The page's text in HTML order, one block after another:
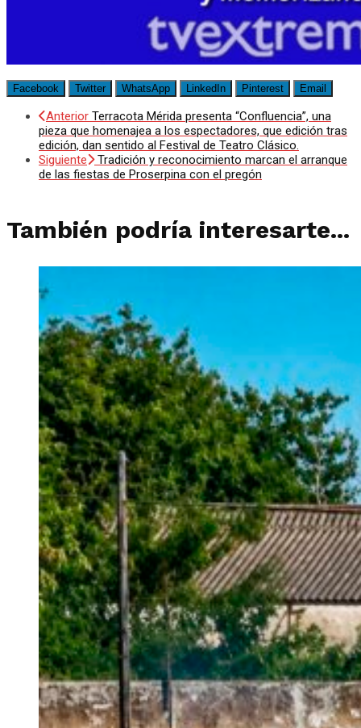
Facebook Twitter WhatsApp LinkedIn Pinterest Email
Anterior Terracota Mérida presenta “Confluencia”, una
pieza que homenajea a los espectadores, que edición tras
edición, dan sentido al Festival de Teatro Clásico.
Siguiente
Tradición y reconocimiento marcan el arranque
de las fiestas de Proserpina con el pregón
También podría interesarte...